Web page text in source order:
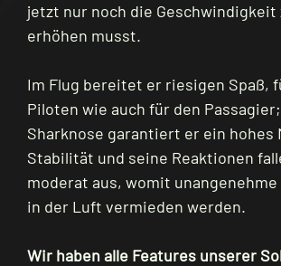
jetzt nur noch die Geschwindigkeit
erhöhen musst.
Im Flug bereitet er riesigen Spaß,
Piloten wie auch für den
Sharknose garantiert er ein hohes
Stabilität und seine Reaktionen
moderat aus, womit
in der Luft vermieden werden.
Wir haben alle Features unserer